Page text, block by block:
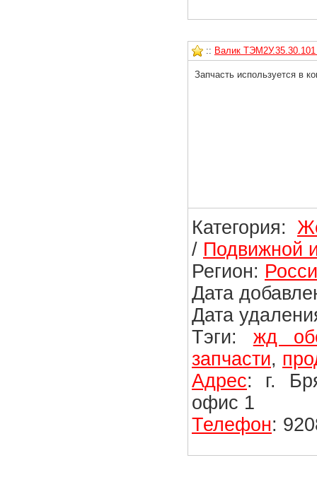
:: Валик
Запчасть используется в
Категория:
/ Подвижной
Регион:
Дата
Дата
Тэги: жд
запчасти,
Адрес: г.
офис 1
Телефон: